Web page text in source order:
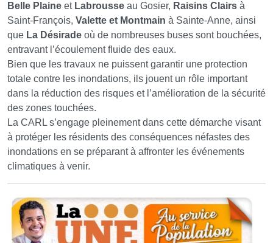
Belle Plaine et Labrousse au Gosier, Raisins Clairs à
Saint-François, Valette et Montmain à Sainte-Anne, ainsi
que La Désirade où de nombreuses buses sont bouchées,
entravant l’écoulement fluide des eaux.
Bien que les travaux ne puissent garantir une protection
totale contre les inondations, ils jouent un rôle important
dans la réduction des risques et l’amélioration de la sécurité
des zones touchées.
La CARL s’engage pleinement dans cette démarche visant
à protéger les résidents des conséquences néfastes des
inondations en se préparant à affronter les événements
climatiques à venir.